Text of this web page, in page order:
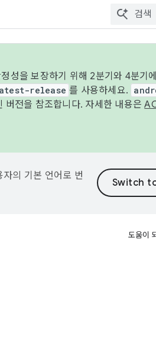
성을 보장하기 위해 2분기와 4분기
release 를 사용하세요.
버전을 참조합니다. 자세한 내용은
의 기본 언어로 번
도움이